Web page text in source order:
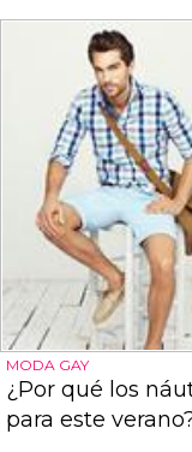
MODA GAY
¿Por qué los
para este